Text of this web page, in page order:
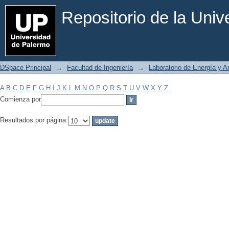
Repositorio de la
Filtrar por: Materia
DSpace Principal → Facultad de Ingeniería → Laboratorio de Energía y
A B C D E F G H J K L M N O P Q R S T U V W X Y Z
Comienza por
Resultados por página: